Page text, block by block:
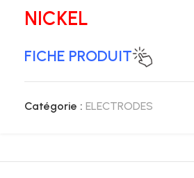
NICKEL
FICHE PRODUIT
Catégorie : ELECTRODES